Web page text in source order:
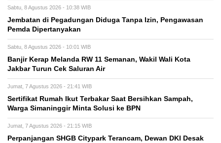
Sabtu, 8 Agustus 2026 - 10:38 WIB
Jembatan di Pegadungan Diduga Tanpa Izin, Pengawasan
Pemda Dipertanyakan
Sabtu, 8 Agustus 2026 - 10:01 WIB
Banjir Kerap Melanda RW 11 Semanan, Wakil Wali Kota
Jakbar Turun Cek Saluran Air
Jumat, 7 Agustus 2026 - 21:41 WIB
Sertifikat Rumah Ikut Terbakar Saat Bersihkan Sampah,
Warga Simaninggir Minta Solusi ke BPN
Jumat, 7 Agustus 2026 - 21:15 WIB
Perpanjangan SHGB Citypark Terancam, Dewan DKI Desak